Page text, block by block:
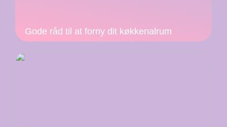
Gode råd til at forny dit køkkenalrum